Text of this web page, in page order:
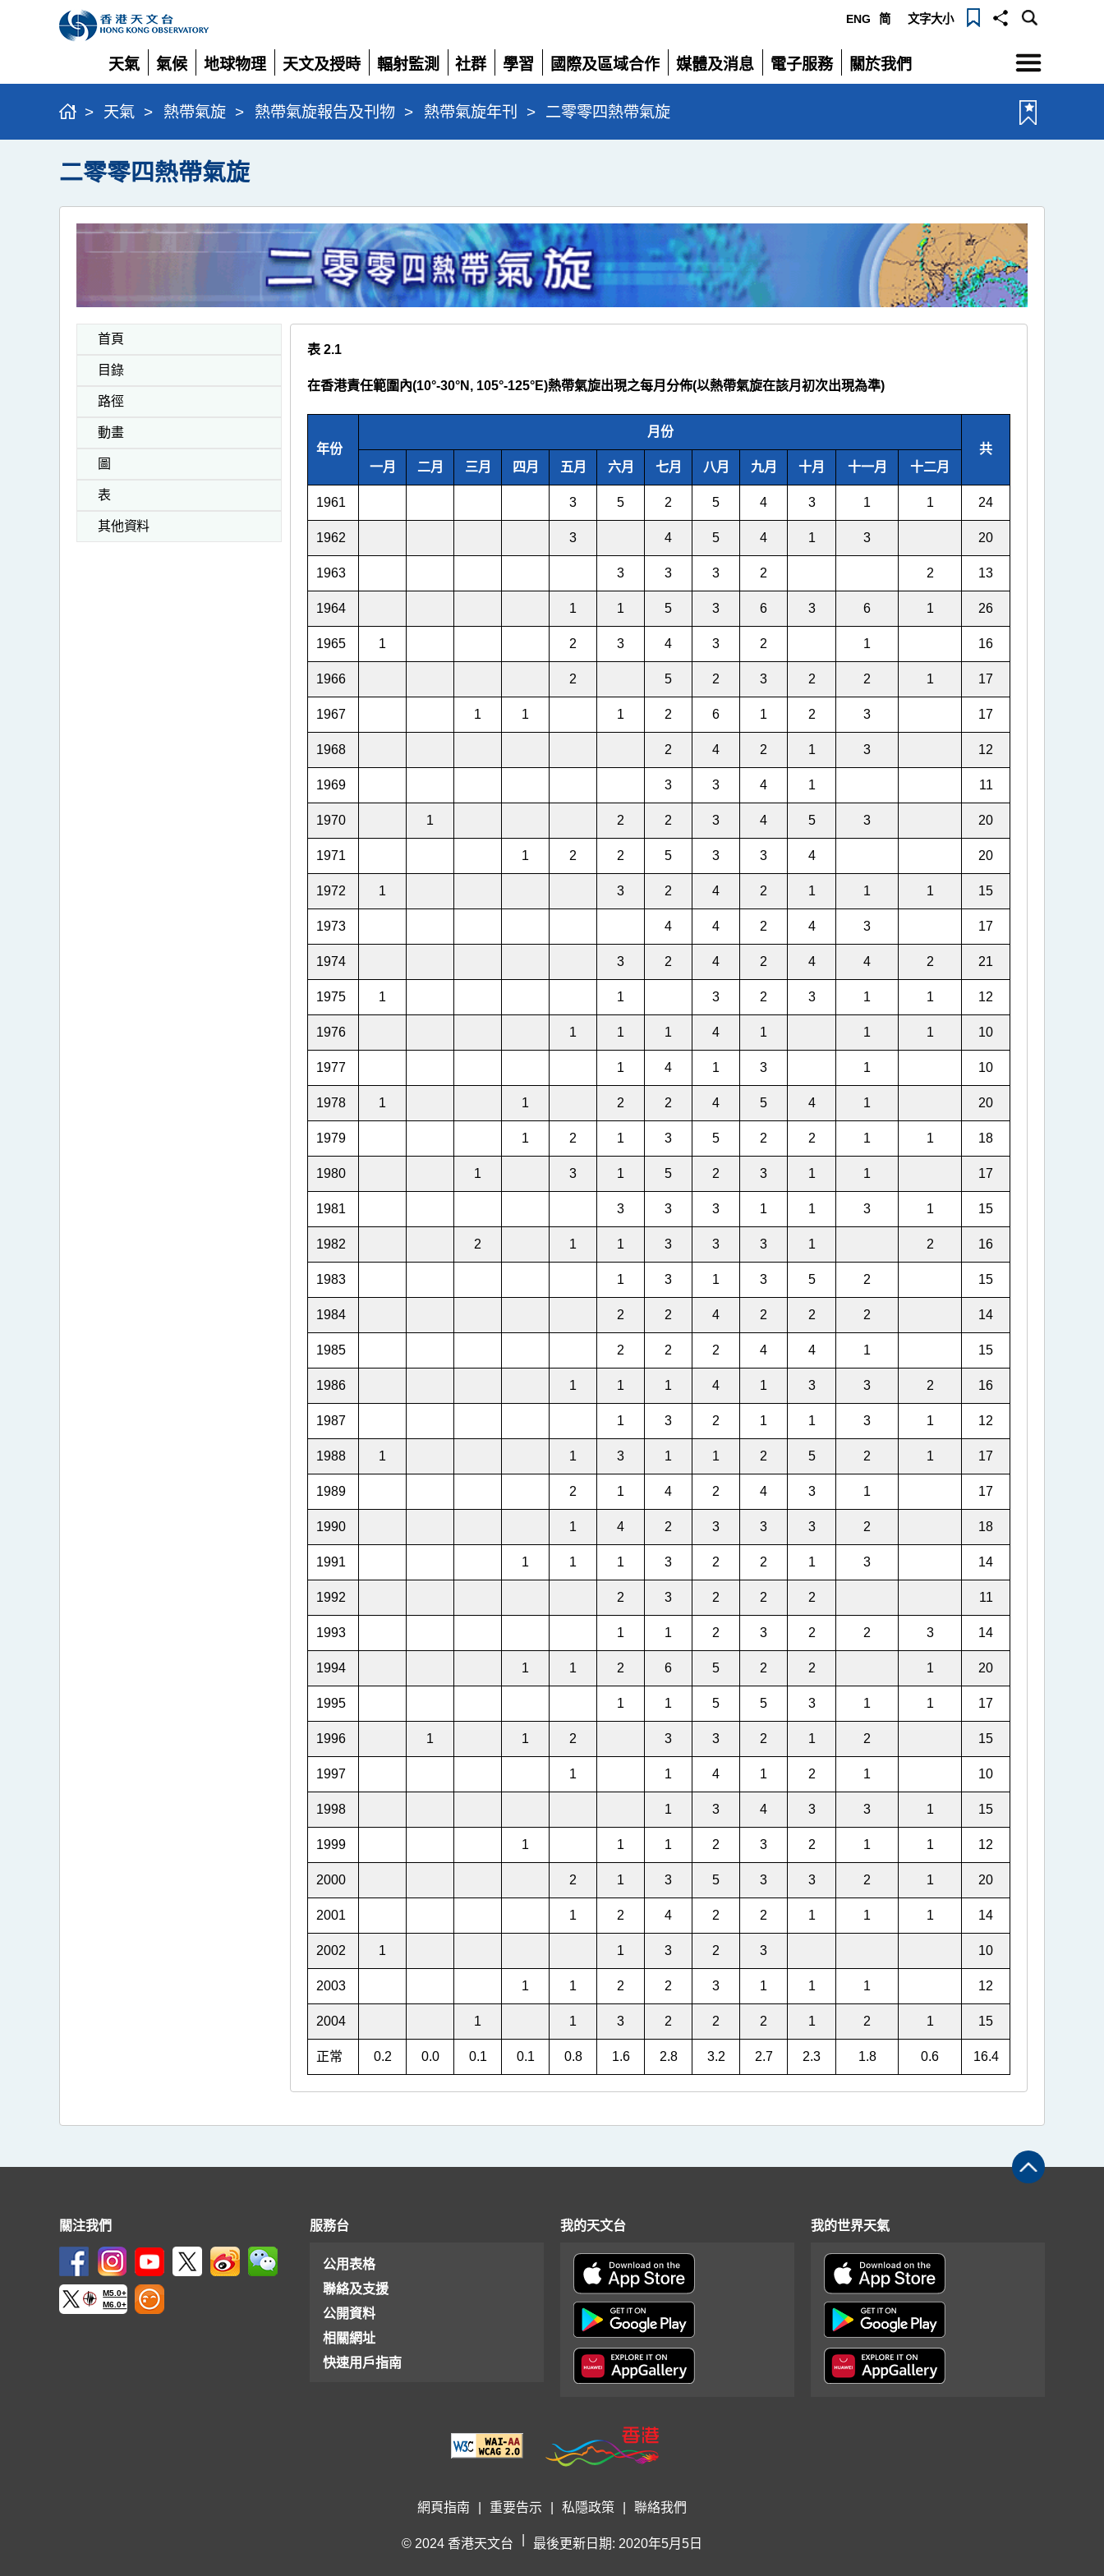
ENG 简 文字大小
天氣
展
開
氣候
展
開
地球物理
展
開
天文及授時
展
開
輻射監測
展
開
社群
展
開
學習
展
開
國際及區域合作
展
開
媒體及消息
展
電子服務
展
關於我們
展
選
單
> 天氣 > 熱帶氣旋 > 熱帶氣旋報告及刊物 > 熱帶氣旋年刊 > 二零零四熱帶氣旋
二零零四熱帶氣旋
首頁
目錄
路徑
動畫
圖
表
其他資料
表 2.1
在香港責任範圍內(10°-30°N, 105°-125°E)熱帶氣旋出現之每月分佈(以熱帶氣旋在該月初次出現為準)
年份
月份
共
一月
二月 三月 四月 五月 六月 七月 八月 九月 十月 十一月 十二月
1961 3 5 2 5 4 3 1 1 24
1962 3 4 5 4 1 3 20
1963 3 3 3 2 2 13
1964 1 1 5 3 6 3 6 1 26
1965 1 2 3 4 3 2 1 16
1966 2 5 2 3 2 2 1 17
1967 1 1 1 2 6 1 2 3 17
1968 2 4 2 1 3 12
1969 3 3 4 1 11
1970 1 2 2 3 4 5 3 20
1971 1 2 2 5 3 3 4 20
1972 1 3 2 4 2 1 1 1 15
1973 4 4 2 4 3 17
1974 3 2 4 2 4 4 2 21
1975 1 1 3 2 3 1 1 12
1976 1 1 1 4 1 1 1 10
1977 1 4 1 3 1 10
1978 1 1 2 2 4 5 4 1 20
1979 1 2 1 3 5 2 2 1 1 18
1980 1 3 1 5 2 3 1 1 17
1981 3 3 3 1 1 3 1 15
1982 2 1 1 3 3 3 1 2 16
1983 1 3 1 3 5 2 15
1984 2 2 4 2 2 2 14
1985 2 2 2 4 4 1 15
1986 1 1 1 4 1 3 3 2 16
1987 1 3 2 1 1 3 1 12
1988 1 1 3 1 1 2 5 2 1 17
1989 2 1 4 2 4 3 1 17
1990 1 4 2 3 3 3 2 18
1991 1 1 1 3 2 2 1 3 14
1992 2 3 2 2 2 11
1993 1 1 2 3 2 2 3 14
1994 1 1 2 6 5 2 2 1 20
1995 1 1 5 5 3 1 1 17
1996 1 1 2 3 3 2 1 2 15
1997 1 1 4 1 2 1 10
1998 1 3 4 3 3 1 15
1999 1 1 1 2 3 2 1 1 12
2000 2 1 3 5 3 3 2 1 20
2001 1 2 4 2 2 1 1 1 14
2002 1 1 3 2 3 10
2003 1 1 2 2 3 1 1 1 12
2004 1 1 3 2 2 2 1 2 1 15
正常 0.2 0.0 0.1 0.1 0.8 1.6 2.8 3.2 2.7 2.3 1.8 0.6 16.4
關注我們
M5.0+
M6.0+
服務台
公用表格
聯絡及支援
公開資料
相關網址
快速用戶指南
我的天文台 我的世界天氣
網頁指南 重要告示 私隱政策 聯絡我們
© 2024 香港天文台 最後更新日期: 2020年5月5日